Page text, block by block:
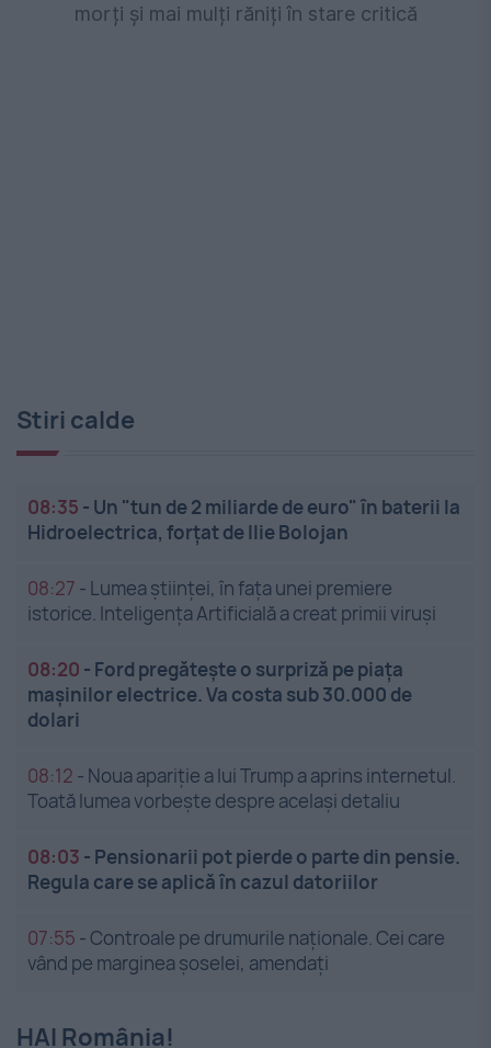
morți și mai mulți răniți în stare critică
Stiri calde
08:35 - Un "tun de 2 miliarde de euro" în baterii la
Hidroelectrica, forțat de Ilie Bolojan
08:27 - Lumea științei, în fața unei premiere
istorice. Inteligența Artificială a creat primii viruși
08:20 - Ford pregătește o surpriză pe piața
mașinilor electrice. Va costa sub 30.000 de
dolari
08:12 - Noua apariție a lui Trump a aprins internetul.
Toată lumea vorbește despre același detaliu
08:03 - Pensionarii pot pierde o parte din pensie.
Regula care se aplică în cazul datoriilor
07:55 -Controale pe drumurile naționale. Cei care
vând pe marginea șoselei, amendați
HAI România!